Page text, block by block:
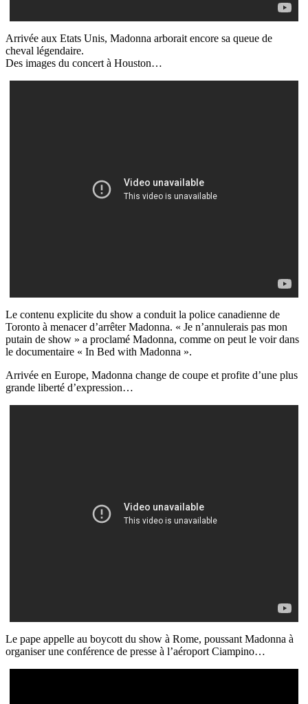
Arrivée aux Etats Unis, Madonna arborait encore sa queue de
cheval légendaire.
Des images du concert à Houston…
Le contenu explicite du show a conduit la police canadienne de
Toronto à menacer d’arrêter Madonna. « Je n’annulerais pas mon
putain de show » a proclamé Madonna, comme on peut le voir dans
le documentaire « In Bed with Madonna ».
Arrivée en Europe, Madonna change de coupe et profite d’une plus
grande liberté d’expression…
Le pape appelle au boycott du show à Rome, poussant Madonna à
organiser une conférence de presse à l’aéroport Ciampino…